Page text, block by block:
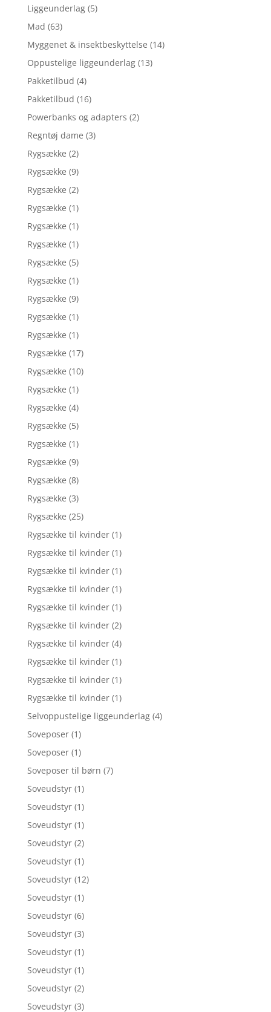
Liggeunderlag (5)
Mad (63)
Myggenet & insektbeskyttelse (14)
Oppustelige liggeunderlag (13)
Pakketilbud (4)
Pakketilbud (16)
Powerbanks og adapters (2)
Regntøj dame (3)
Rygsække (2)
Rygsække (9)
Rygsække (2)
Rygsække (1)
Rygsække (1)
Rygsække (1)
Rygsække (5)
Rygsække (1)
Rygsække (9)
Rygsække (1)
Rygsække (1)
Rygsække (17)
Rygsække (10)
Rygsække (1)
Rygsække (4)
Rygsække (5)
Rygsække (1)
Rygsække (9)
Rygsække (8)
Rygsække (3)
Rygsække (25)
Rygsække til kvinder (1)
Rygsække til kvinder (1)
Rygsække til kvinder (1)
Rygsække til kvinder (1)
Rygsække til kvinder (1)
Rygsække til kvinder (2)
Rygsække til kvinder (4)
Rygsække til kvinder (1)
Rygsække til kvinder (1)
Rygsække til kvinder (1)
Selvoppustelige liggeunderlag (4)
Soveposer (1)
Soveposer (1)
Soveposer til børn (7)
Soveudstyr (1)
Soveudstyr (1)
Soveudstyr (1)
Soveudstyr (2)
Soveudstyr (1)
Soveudstyr (12)
Soveudstyr (1)
Soveudstyr (6)
Soveudstyr (3)
Soveudstyr (1)
Soveudstyr (1)
Soveudstyr (2)
Soveudstyr (3)